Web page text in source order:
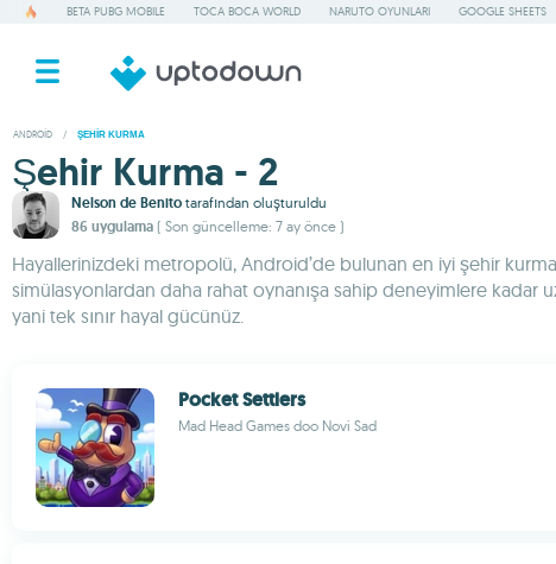
BETA PUBG MOBILE TOCA BOCA WORLD NARUTO OYUNLARI GOOGLE SHEETS
ANDROID / ŞEHIR KURMA
Şehir Kurma - 2
Nelson de Benito tarafından oluşturuldu
86 uygulama ( Son güncelleme: 7 ay önce )
Hayallerinizdeki metropolü, Android’de bulunan en iyi şehir kurma
simülasyonlardan daha rahat oynanışa sahip deneyimlere kadar
yani tek sınır hayal gücünüz.
Pocket Settlers
Mad Head Games doo Novi Sad